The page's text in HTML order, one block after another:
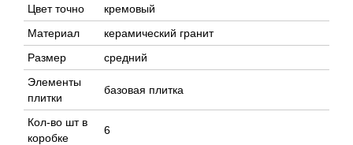
Цвет точно
кремовый
Материал
керамический гранит
Размер
средний
Элементы
плитки
базовая плитка
Кол-во шт в
коробке
6